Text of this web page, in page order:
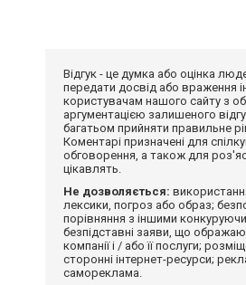
Відгук - це думка або оцінка
передати досвід або враження
користувачам нашого сайту з
аргументацією залишеного
багатьом прийняти правильне
Коментарі призначені для
обговорення, а також для
цікавлять.
Не дозволяється:
лексики, погроз або образ;
порівняння з іншими
безпідставні заяви, що
компанії і / або її послуги;
сторонні інтернет-ресурси;
самореклама.